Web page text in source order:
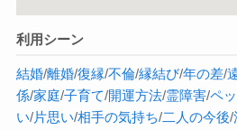
利用シーン
結婚/離婚/復縁/不倫/縁結び/年の差/
係/家庭/子育て/開運方法/霊障害/ペ
い/片思い/相手の気持ち/二人の今後/